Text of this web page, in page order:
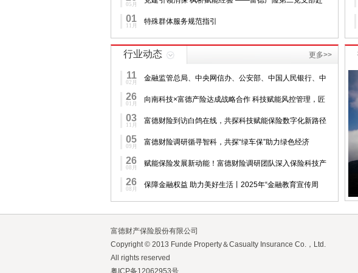
05月
01
11月 特殊群体服务规范指引
行业动态 更多>>
11
02月 金融监管总局、中央网信办、公安部、中国人民银行、中
26
01月 向南科技×富德产险达成战略合作 科技赋能风控管理，匠
03
11月 富德财险到访白鸽在线，共探科技赋能保险数字化新路径
05
09月 富德财险调研循寻智科，共探“绿车保”助力绿色经济
26
08月 赋能保险发展新动能！富德财险调研团队深入保险科技产
26
08月 保障金融权益 助力美好生活丨2025年“金融教育宣传周
富德财产保险股份有限公司
Copyright © 2013 Funde Property＆Casualty Insurance Co.，Ltd.
All rights reserved
粤ICP备12062953号